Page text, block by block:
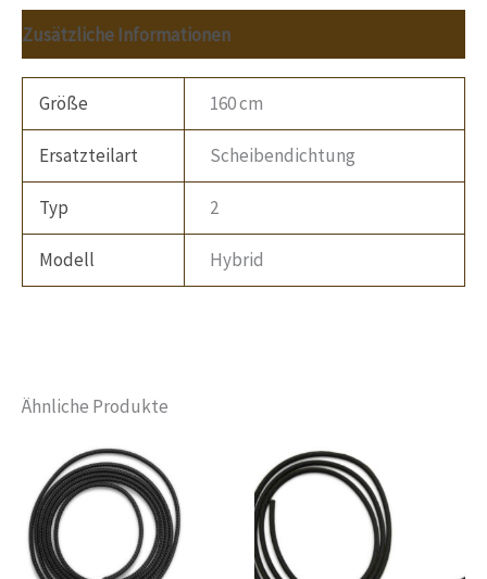
Zusätzliche Informationen
Größe 160 cm
Ersatzteilart Scheibendichtung
Typ 2
Modell Hybrid
Ähnliche Produkte